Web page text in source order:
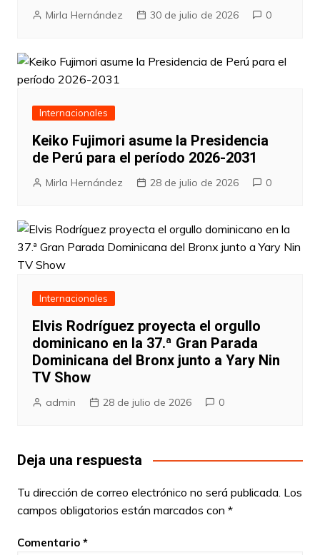
Mirla Hernández 30 de julio de 2026 0
Internacionales
Keiko Fujimori asume la Presidencia
de Perú para el período 2026-2031
Mirla Hernández 28 de julio de 2026 0
Internacionales
Elvis Rodríguez proyecta el orgullo
dominicano en la 37.ª Gran Parada
Dominicana del Bronx junto a Yary Nin
TV Show
admin 28 de julio de 2026 0
Deja una respuesta
Tu dirección de correo electrónico no será publicada. Los
campos obligatorios están marcados con *
Comentario *